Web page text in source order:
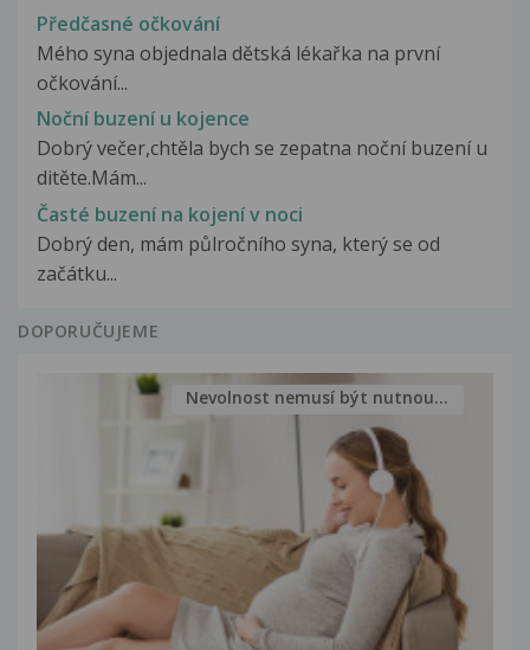
Předčasné očkování
Mého syna objednala dětská lékařka na první
očkování...
Noční buzení u kojence
Dobrý večer,chtěla bych se zepatna noční buzení u
ditěte.Mám...
Časté buzení na kojení v noci
Dobrý den, mám půlročního syna, který se od
začátku...
DOPORUČUJEME
Nevolnost nemusí být nutnou...